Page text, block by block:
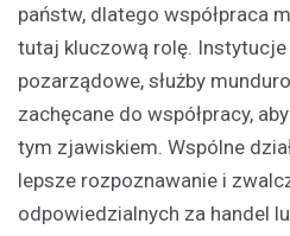
państw, dlatego współpraca
tutaj kluczową rolę.
pozarządowe, służby
zachęcane do współpracy,
tym zjawiskiem. Wspólne
lepsze rozpoznawanie i
odpowiedzialnych za handel